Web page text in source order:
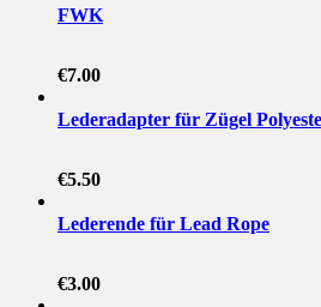
FWK
€7.00
Lederadapter für Zügel
€5.50
Lederende für Lead Rope
€3.00